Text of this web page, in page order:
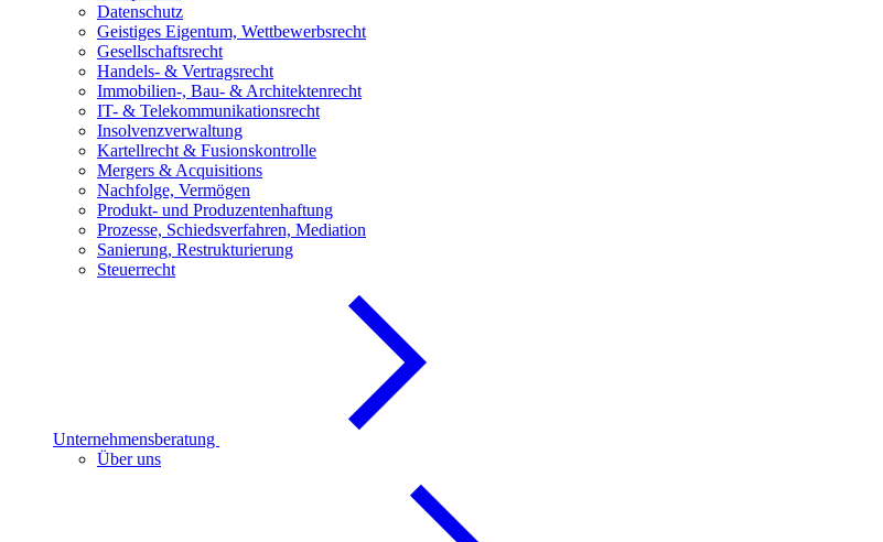
Datenschutz
Geistiges Eigentum, Wettbewerbsrecht
Gesellschaftsrecht
Handels- & Vertragsrecht
Immobilien-, Bau- & Architektenrecht
IT- & Telekommunikationsrecht
Insolvenzverwaltung
Kartellrecht & Fusionskontrolle
Mergers & Acquisitions
Nachfolge, Vermögen
Produkt- und Produzentenhaftung
Prozesse, Schiedsverfahren, Mediation
Sanierung, Restrukturierung
Steuerrecht
Unternehmensberatung
Über uns